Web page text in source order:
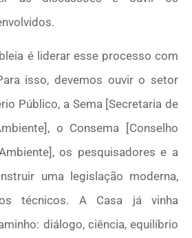
é liderar esse processo com
isso, devemos ouvir o setor
Público, a Sema [Secretaria de
o Consema [Conselho
os pesquisadores e a
uma legislação moderna,
técnicos. A Casa já vinha
diálogo, ciência, equilíbrio